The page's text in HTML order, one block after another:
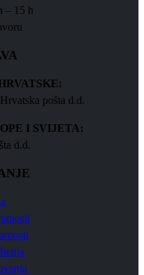
– 15 h
pošta d.d.
I SVIJETA:
d.d.